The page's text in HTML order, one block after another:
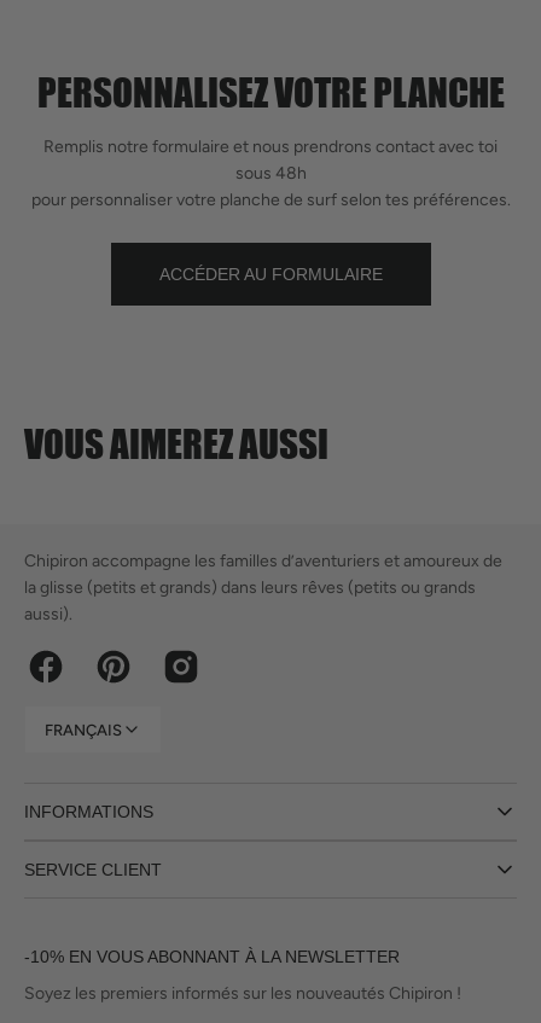
PERSONNALISEZ VOTRE PLANCHE
Remplis notre formulaire et nous prendrons contact avec toi
sous 48h
pour personnaliser votre planche de surf selon tes préférences.
ACCÉDER AU FORMULAIRE
VOUS AIMEREZ AUSSI
Chipiron accompagne les familles d’aventuriers et amoureux de
la glisse (petits et grands) dans leurs rêves (petits ou grands
aussi).
FacebookPinterest Instagram
FRANÇAIS
INFORMATIONS
SERVICE CLIENT
-10% EN VOUS ABONNANT À LA NEWSLETTER
Soyez les premiers informés sur les nouveautés Chipiron !